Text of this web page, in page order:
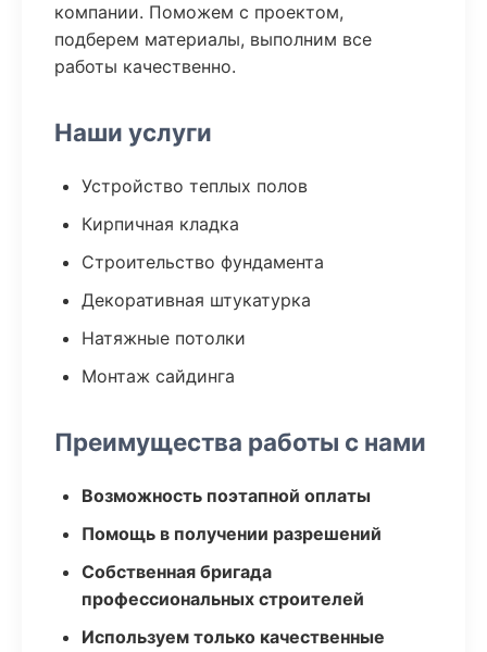
компании. Поможем с проектом,
подберем материалы, выполним все
работы качественно.
Наши услуги
Устройство теплых полов
Кирпичная кладка
Строительство фундамента
Декоративная штукатурка
Натяжные потолки
Монтаж сайдинга
Преимущества работы с нами
Возможность поэтапной оплаты
Помощь в получении разрешений
Собственная бригада
профессиональных строителей
Используем только качественные